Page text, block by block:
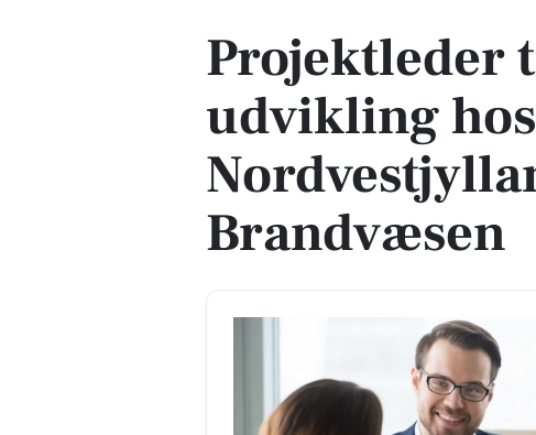
Projektleder
udvikling hos
Brandvæsen